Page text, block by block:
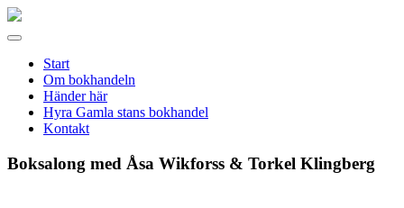
Gamla
Meny
Start
Om bokhandeln
Händer här
Hyra Gamla stans bokhandel
Kontakt
Boksalong med Åsa Wikforss & Torkel Klingberg